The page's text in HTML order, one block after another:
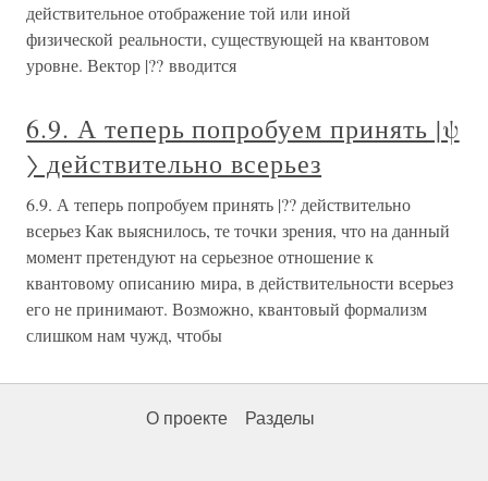
действительное отображение той или иной
физической реальности, существующей на квантовом
уровне. Вектор |?? вводится
6.9. А теперь попробуем принять |ψ
〉 действительно всерьез
6.9. А теперь попробуем принять |?? действительно
всерьез Как выяснилось, те точки зрения, что на данный
момент претендуют на серьезное отношение к
квантовому описанию мира, в действительности всерьез
его не принимают. Возможно, квантовый формализм
слишком нам чужд, чтобы
О проекте Разделы